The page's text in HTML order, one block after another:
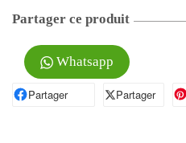
Partager ce produit
Whatsapp
PartagerPartager sur Facebook
Partager
Partager